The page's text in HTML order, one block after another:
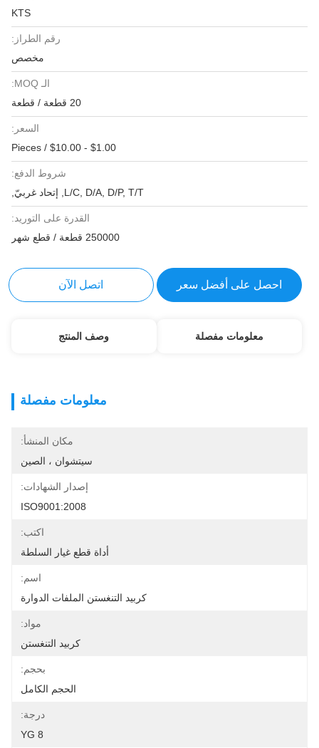
KTS
رقم الطراز:
مخصص
الـ MOQ:
20 قطعة / قطعة
السعر:
$1.00 - $10.00 / Pieces
شروط الدفع:
L/C, D/A, D/P, T/T, إتحاد غربيّ,
القدرة على التوريد:
250000 قطعة / قطع شهر
احصل على أفضل سعر اتصل الآن
معلومات مفصلة وصف المنتج
معلومات مفصلة
مكان المنشأ:
سيتشوان ، الصين
إصدار الشهادات:
ISO9001:2008
اكتب:
أداة قطع غيار السلطة
اسم:
كربيد التنغستن الملفات الدوارة
مواد:
كربيد التنغستن
بحجم:
الحجم الكامل
درجة:
YG 8